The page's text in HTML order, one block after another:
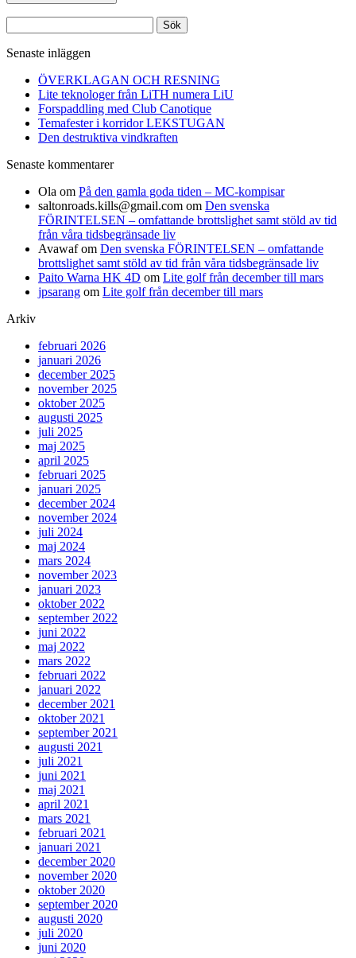
efter:
Senaste inläggen
ÖVERKLAGAN OCH RESNING
Lite teknologer från LiTH numera LiU
Forspaddling med Club Canotique
Temafester i korridor LEKSTUGAN
Den destruktiva vindkraften
Senaste kommentarer
Ola om På den gamla goda tiden – MC-kompisar
saltonroads.kills@gmail.com om Den svenska
FÖRINTELSEN – omfattande brottslighet samt stöld av tid
från våra tidsbegränsade liv
Avawafom Den svenska FÖRINTELSEN – omfattande
brottslighet samt stöld av tid från våra tidsbegränsade liv
Paito Warna HK 4D om Lite golf från december till mars
jpsarang om Lite golf från december till mars
Arkiv
februari 2026
januari 2026
december 2025
november 2025
oktober 2025
augusti 2025
juli 2025
maj 2025
april 2025
februari 2025
januari 2025
december 2024
november 2024
juli 2024
maj 2024
mars 2024
november 2023
januari 2023
oktober 2022
september 2022
juni 2022
maj 2022
mars 2022
februari 2022
januari 2022
december 2021
oktober 2021
september 2021
augusti 2021
juli 2021
juni 2021
maj 2021
april 2021
mars 2021
februari 2021
januari 2021
december 2020
november 2020
oktober 2020
september 2020
augusti 2020
juli 2020
juni 2020